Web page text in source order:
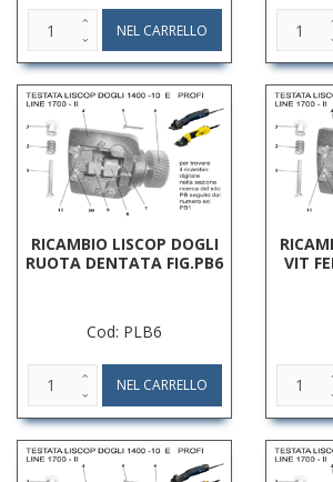
RICAMBIO LISCOP DOGLI
RUOTA DENTATA FIG.PB6
Cod: PLB6
VIT